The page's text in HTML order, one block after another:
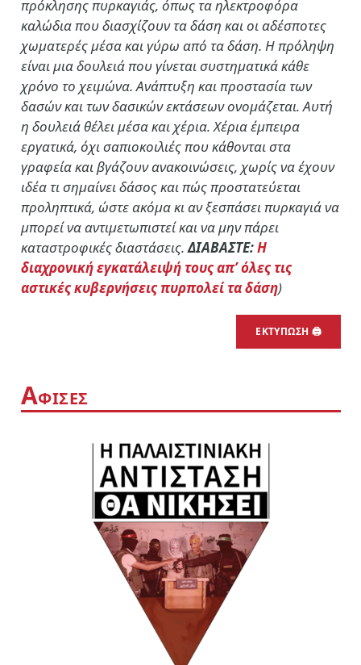
πρόκλησης πυρκαγιάς, όπως τα ηλεκτροφόρα
καλώδια που διασχίζουν τα δάση και οι αδέσποτες
χωματερές μέσα και γύρω από τα δάση. Η πρόληψη
είναι μια δουλειά που γίνεται συστηματικά κάθε
χρόνο το χειμώνα. Ανάπτυξη και προστασία των
δασών και των δασικών εκτάσεων ονομάζεται. Αυτή
η δουλειά θέλει μέσα και χέρια. Χέρια έμπειρα
εργατικά, όχι σαπιοκοιλιές που κάθονται στα
γραφεία και βγάζουν ανακοινώσεις, χωρίς να έχουν
ιδέα τι σημαίνει δάσος και πώς προστατεύεται
προληπτικά, ώστε ακόμα κι αν ξεσπάσει πυρκαγιά να
μπορεί να αντιμετωπιστεί και να μην πάρει
καταστροφικές διαστάσεις.ΔΙΑΒΑΣΤΕ:Η
διαχρονική εγκατάλειψή τους απ’ όλες τις
αστικές κυβερνήσεις πυρπολεί τα δάση)
ΕΚΤΥΠΩΣΗ 🖨
ΑΦΙΣΕΣ